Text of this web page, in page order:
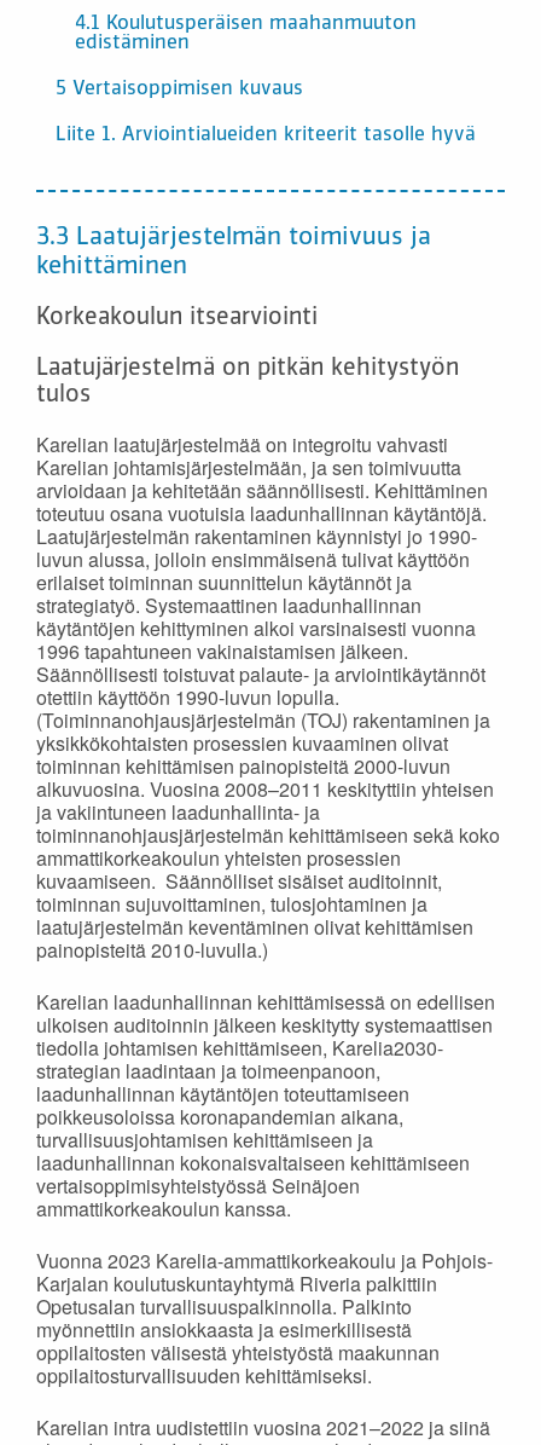
4.1 Koulutusperäisen maahanmuuton
edistäminen
5 Vertaisoppimisen kuvaus
Liite 1. Arviointialueiden kriteerit tasolle hyvä
3.3 Laatujärjestelmän toimivuus ja
kehittäminen
Korkeakoulun itsearviointi
Laatujärjestelmä on pitkän kehitystyön
tulos
Karelian laatujärjestelmää on integroitu vahvasti
Karelian johtamisjärjestelmään, ja sen toimivuutta
arvioidaan ja kehitetään säännöllisesti. Kehittäminen
toteutuu osana vuotuisia laadunhallinnan käytäntöjä.
Laatujärjestelmän rakentaminen käynnistyi jo 1990-
luvun alussa, jolloin ensimmäisenä tulivat käyttöön
erilaiset toiminnan suunnittelun käytännöt ja
strategiatyö. Systemaattinen laadunhallinnan
käytäntöjen kehittyminen alkoi varsinaisesti vuonna
1996 tapahtuneen vakinaistamisen jälkeen.
Säännöllisesti toistuvat palaute- ja arviointikäytännöt
otettiin käyttöön 1990-luvun lopulla.
(Toiminnanohjausjärjestelmän (TOJ) rakentaminen ja
yksikkökohtaisten prosessien kuvaaminen olivat
toiminnan kehittämisen painopisteitä 2000-luvun
alkuvuosina. Vuosina 2008–2011 keskityttiin yhteisen
ja vakiintuneen laadunhallinta- ja
toiminnanohjausjärjestelmän kehittämiseen sekä koko
ammattikorkeakoulun yhteisten prosessien
kuvaamiseen. Säännölliset sisäiset auditoinnit,
toiminnan sujuvoittaminen, tulosjohtaminen ja
laatujärjestelmän keventäminen olivat kehittämisen
painopisteitä 2010-luvulla.)
Karelian laadunhallinnan kehittämisessä on edellisen
ulkoisen auditoinnin jälkeen keskitytty systemaattisen
tiedolla johtamisen kehittämiseen, Karelia2030-
strategian laadintaan ja toimeenpanoon,
laadunhallinnan käytäntöjen toteuttamiseen
poikkeusoloissa koronapandemian aikana,
turvallisuusjohtamisen kehittämiseen ja
laadunhallinnan kokonaisvaltaiseen kehittämiseen
vertaisoppimisyhteistyössä Seinäjoen
ammattikorkeakoulun kanssa.
Vuonna 2023 Karelia-ammattikorkeakoulu ja Pohjois-
Karjalan koulutuskuntayhtymä Riveria palkittiin
Opetusalan turvallisuuspalkinnolla. Palkinto
myönnettiin ansiokkaasta ja esimerkillisestä
oppilaitosten välisestä yhteistyöstä maakunnan
oppilaitosturvallisuuden kehittämiseksi.
Karelian intra uudistettiin vuosina 2021–2022 ja siinä